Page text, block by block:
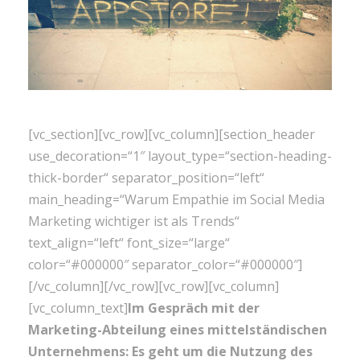
[vc_section][vc_row][vc_column][section_header
use_decoration=“1″ layout_type=“section-heading-
thick-border“ separator_position=“left“
main_heading=“Warum Empathie im Social Media
Marketing wichtiger ist als Trends“
text_align=“left“ font_size=“large“
color=“#000000″ separator_color=“#000000″]
[/vc_column][/vc_row][vc_row][vc_column]
[vc_column_text]Im Gespräch mit der
Marketing-Abteilung eines mittelständischen
Unternehmens: Es geht um die Nutzung des